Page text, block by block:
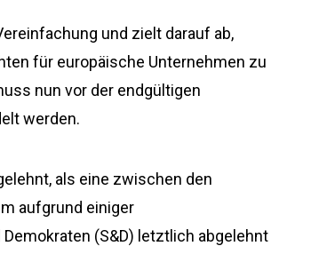
und zielt darauf ab,
für europäische Unternehmen zu
nun vor der endgültigen
werden.
als eine zwischen den
aufgrund einiger
(S&D) letztlich abgelehnt